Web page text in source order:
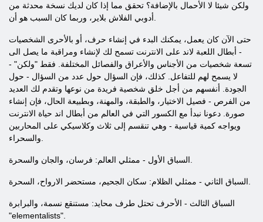
ولكن شيئا لا الأحمال بالإضافة؟ تحقق مما إذا كان لديك نسخة محدثة من
حتى الآن كان يعمل، يمكنك البدء في إنشاء حرف، أو بالأحرى الشخصيات
- أبطال اللعبة لاند على الانترنت تسمح لك لإنشاء ومراقبة ما يصل الى
تسعة شخصيات من الأجناس والأعراق والفصائل المختلفة. فقط "ولكن" -
لا يسمح لهم للتفاعل. كذلك، فإن السؤال حول عدد من السؤال - حول
الجودة. أنفسهم من أجل خلق شخصية فريدة من نوعها وتقدم لك العديد
من الفرص - فصيل الاختيار، والطبقة، والمهنة، وبطبيعة الحال، فإن إنشاء
صورة. دعونا نبدأ مع الكسور التي في العالم من أبطال اند حياة الانترنت
ويواجه كمية قياسية - وهي تنقسم إلى ثلاث وكلاسيكي على المحاربين
السباق الثالث - الأحرف تحتل طرف محايد: مستنقع نسمة، والبرابرة
"elementalists".